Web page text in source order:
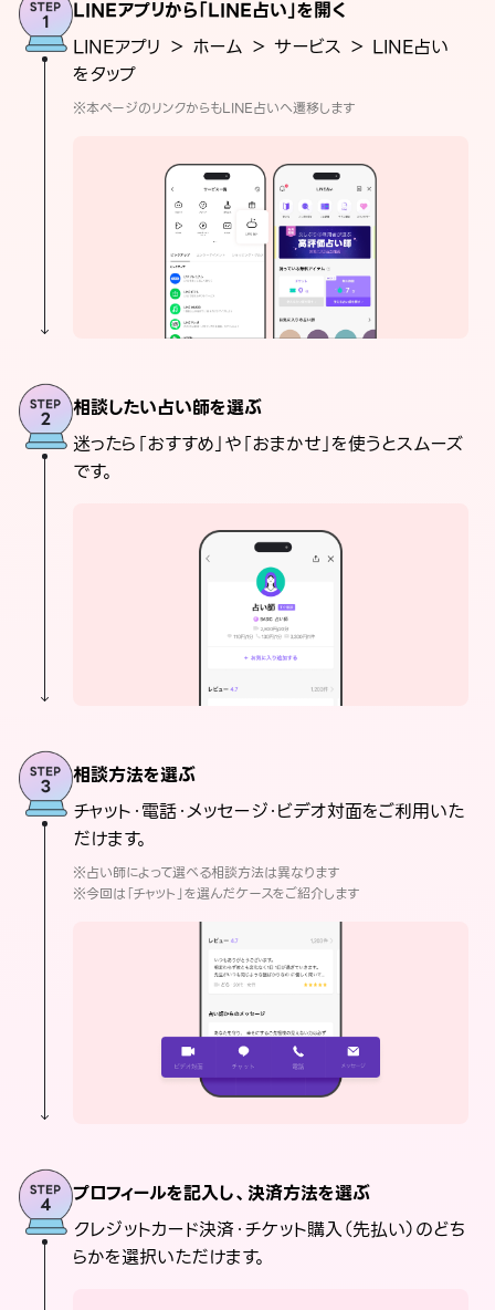
LINEアプリから「LINE占い」を開く
LINEアプリ ＞ ホーム ＞ サービス ＞ LINE占い
をタップ
※本ページのリンクからもLINE占いへ遷移します
相談したい占い師を選ぶ
迷ったら「おすすめ」や「おまかせ」を使うとスムーズ
です。
相談方法を選ぶ
チャット・電話・メッセージ・ビデオ対面をご利用いた
だけます。
※占い師によって選べる相談方法は異なります
※今回は「チャット」を選んだケースをご紹介します
プロフィールを記入し、決済方法を選ぶ
クレジットカード決済・チケット購入（先払い）のどち
らかを選択いただけます。